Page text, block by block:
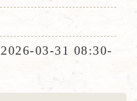
2026-03-31 08:30-